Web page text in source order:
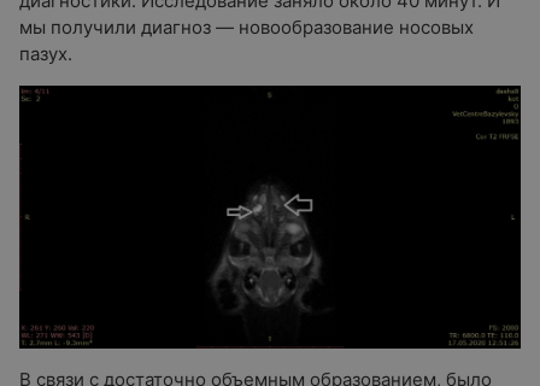
мы получили диагноз — новообразование носовых
пазух.
В связи с достаточно объемным образованием, было